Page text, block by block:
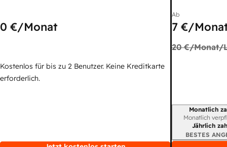
0 €/Monat
Kostenlos für bis zu 2 Benutzer. Keine Kreditkarte
erforderlich.
Ab
7 €/
20 €/Monat/
Monatlich
Monatlich
Jährlich
BESTES